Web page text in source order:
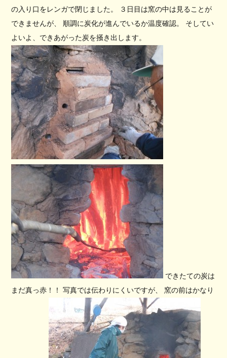
の入り口をレンガで閉じました。 ３日目は窯の中は見ることが
できませんが、 順調に炭化が進んでいるか温度確認。 そしてい
よいよ、できあがった炭を掻き出します。
できたての炭は
まだ真っ赤！！ 写真では伝わりにくいですが、 窯の前はかなり